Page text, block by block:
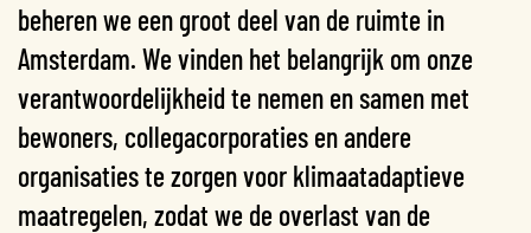
beheren we een groot deel van de ruimte in
Amsterdam. We vinden het belangrijk om onze
verantwoordelijkheid te nemen en samen met
bewoners, collegacorporaties en andere
organisaties te zorgen voor klimaatadaptieve
maatregelen, zodat we de overlast van de